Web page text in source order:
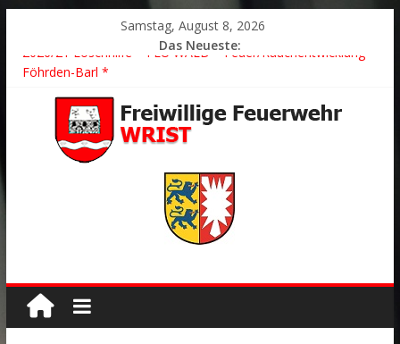
Samstag, August 8, 2026
Das Neueste:
2026/21 Löschhilfe * FEU WALD * Feuer/Rauchentwicklung *
Föhrden-Barl *
2026/24 * TH G Y * PKW überschlagen *
2026/23 TH K Y * Person in festsitzendem Aufzug *
2026/22 TH Y * VU * 1 Person klemmt * Hingstheide
Der schönste Einsatz des Jahres 2026